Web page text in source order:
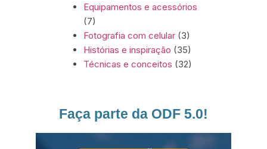
Equipamentos e acessórios
(7)
Fotografia com celular (3)
Histórias e inspiração (35)
Técnicas e conceitos (32)
Faça parte da ODF 5.0!